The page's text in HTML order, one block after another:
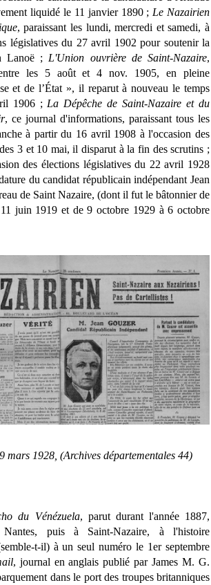
liquidé le 11 janvier 1890 ; Le Nazairien
, paraissant les lundi, mercredi et samedi, à
législatives du 27 avril 1902 pour soutenir la
Lanoë ; L'Union ouvrière de Saint-Nazaire,
entre les 5 août et 4 nov. 1905, en pleine
et de l’État », il reparut à nouveau le temps
1906 ; La Dépêche de Saint-Nazaire et du
, ce journal d'informations, paraissant tous les
à partir du 16 avril 1908 à l'occasion des
3 et 10 mai, il disparut à la fin des scrutins ;
des élections législatives du 22 avril 1928
du candidat républicain indépendant Jean
de Saint Nazaire, (dont il fut le bâtonnier de
juin 1919 et de 9 octobre 1929 à 6 octobre
mars 1928, (Archives départementales 44)
du Vénézuela, parut durant l'année 1887,
puis à Saint-Nazaire, à l'histoire
t-il) à un seul numéro le 1er septembre
, journal en anglais publié par James M. G.
dans le port des troupes britanniques